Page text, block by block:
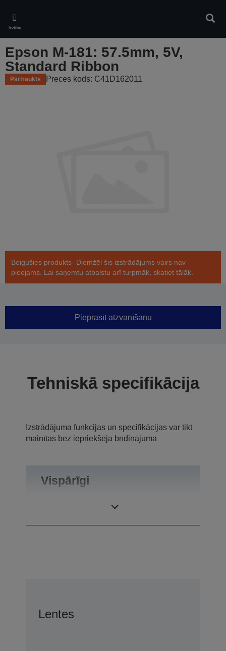
main
content
Izvēlne
Epson M-181: 57.5mm, 5V,
Standard Ribbon
Pārtraukts Preces kods: C41D162011
Beigušies produkts- Diemžēl šis izstrādājums vairs nav
pieejams. Lai saņemtu atbalstu arī turpmāk, skatiet tālāk.
Pieprasīt atzvanīšanu
Tehniskā specifikācija
Izstrādājuma funkcijas un specifikācijas var tikt
mainītas bez iepriekšēja brīdinājuma
Vispārīgi
Lentes